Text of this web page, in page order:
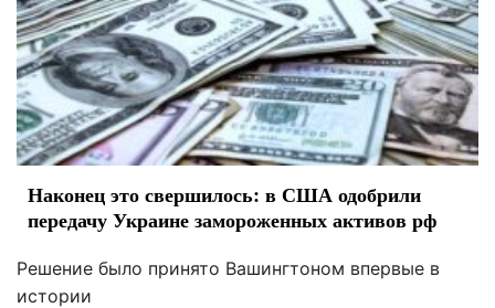
Наконец это свершилось: в США одобрили
передачу Украине замороженных активов рф
Решение было принято Вашингтоном впервые в
истории